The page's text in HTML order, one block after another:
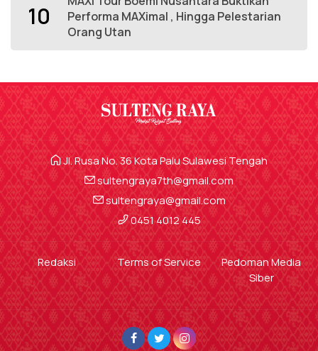
10
Performa MAXimal , Hingga Pelestarian
Orang Utan
Jl. Rusa No. 36 Kota Palu Sulawesi Tengah
sultengraya7th@gmail.com
sultengraya@gmail.com
0451 4012 445
Redaksi Terms of Service
Pedoman Media
Siber